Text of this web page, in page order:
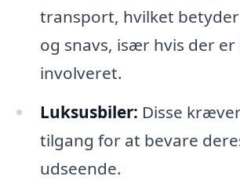
transport, hvilket
og snavs, især hvis der
involveret.
Luksusbiler: Disse
tilgang for at bevare
udseende.